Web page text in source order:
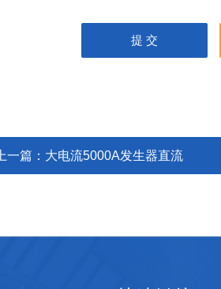
上一篇： 大电流5000A发生器直流